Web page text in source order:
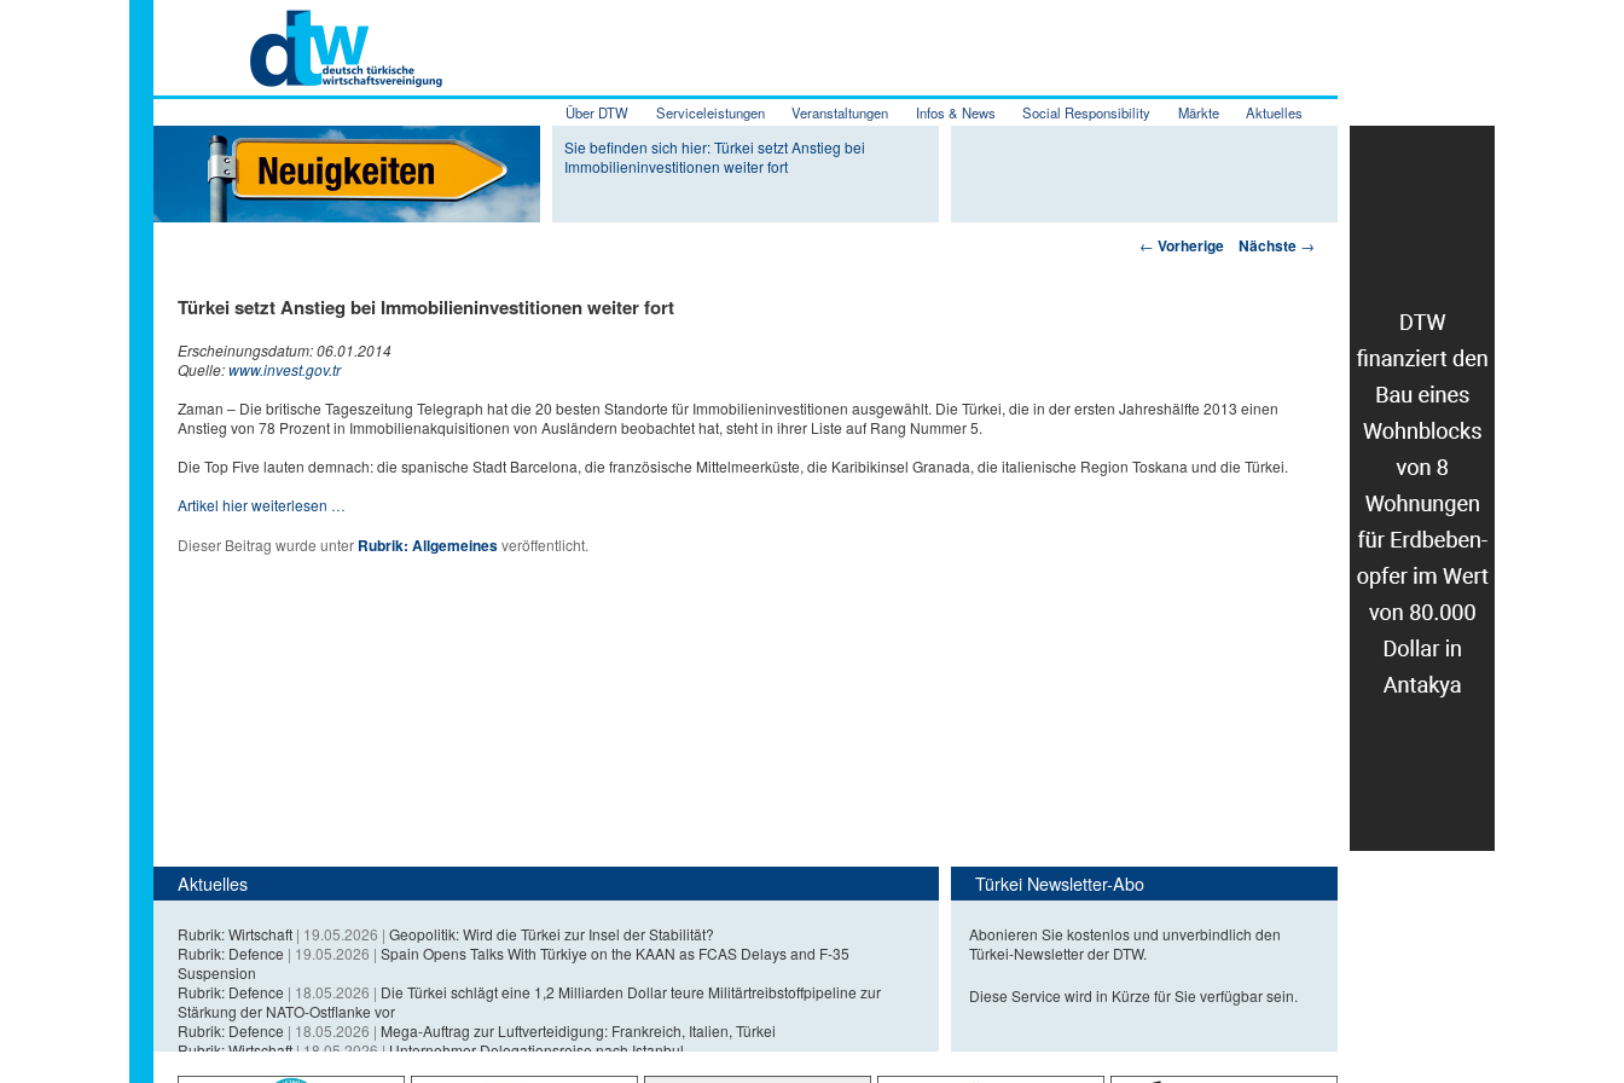
Zum Inhalt wechseln
Zum sekundären Inhalt wechseln
Über DTW Serviceleistungen Veranstaltungen Infos & News Social Responsibility Märkte Aktuelles
Sie befinden sich hier: Türkei setzt Anstieg bei
Immobilieninvestitionen weiter fort
Artikelnavigation
← Vorherige Nächste →
Türkei setzt Anstieg bei Immobilieninvestitionen weiter fort
Erscheinungsdatum: 06.01.2014
Quelle:www.invest.gov.tr
Zaman – Die britische Tageszeitung Telegraph hat die 20 besten Standorte für Immobilieninvestitionen ausgewählt. Die Türkei, die in der ersten Jahreshälfte 2013 einen
Anstieg von 78 Prozent in Immobilienakquisitionen von Ausländern beobachtet hat, steht in ihrer Liste auf Rang Nummer 5.
Die Top Five lauten demnach: die spanische Stadt Barcelona, die französische Mittelmeerküste, die Karibikinsel Granada, die italienische Region Toskana und die Türkei.
Artikel hier weiterlesen …
Dieser Beitrag wurde unter Rubrik: Allgemeinesveröffentlicht.
Aktuelles
Rubrik: Wirtschaft | 19.05.2026 | Geopolitik: Wird die Türkei zur Insel der Stabilität?
Rubrik: Defence | 19.05.2026 | Spain Opens Talks With Türkiye on the KAAN as FCAS Delays and F-35
Suspension
Rubrik: Defence | 18.05.2026 | Die Türkei schlägt eine 1,2 Milliarden Dollar teure Militärtreibstoffpipeline zur
Stärkung der NATO-Ostflanke vor
Rubrik: Defence | 18.05.2026 | Mega-Auftrag zur Luftverteidigung: Frankreich, Italien, Türkei
Rubrik: Wirtschaft| 18.05.2026 |Unternehmer-Delegationsreise nach Istanbul
Türkei Newsletter-Abo
Abonieren Sie kostenlos und unverbindlich den
Türkei-Newsletter der DTW.
Diese Service wird in Kürze für Sie verfügbar sein.